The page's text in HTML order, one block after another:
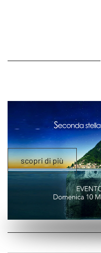
scopri di più